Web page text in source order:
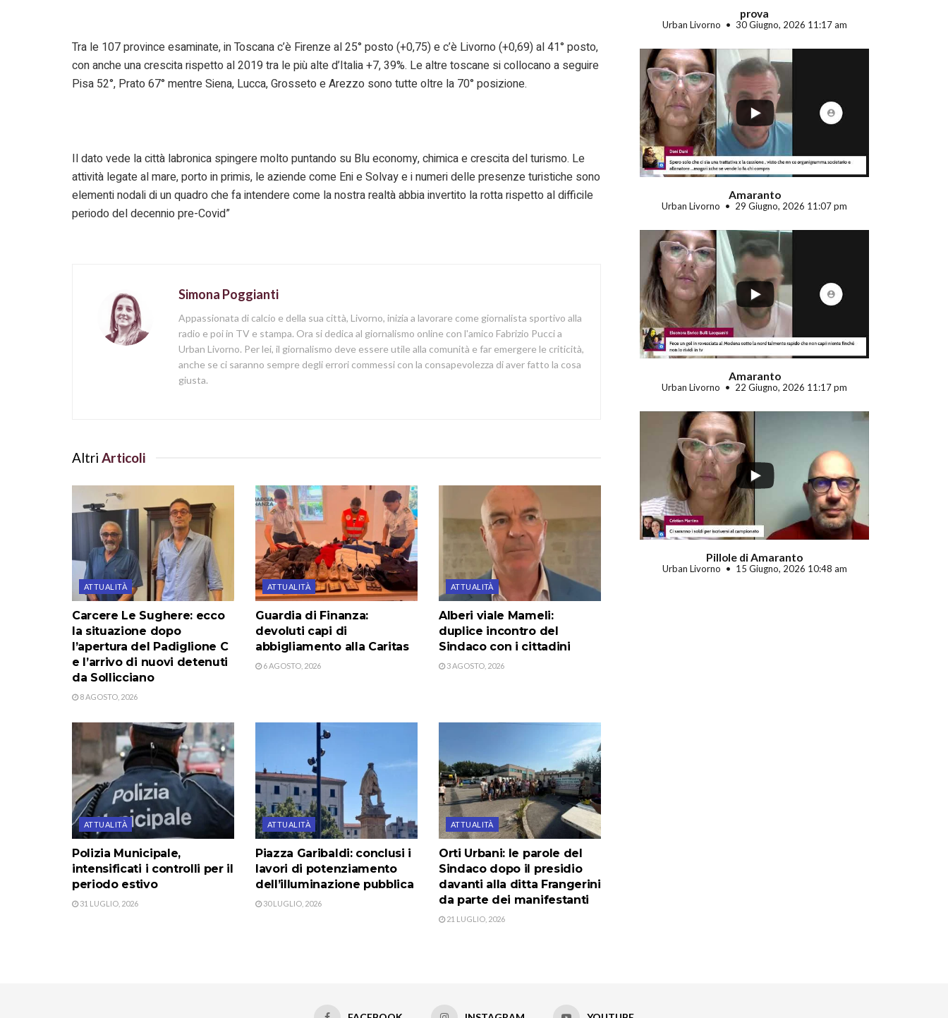
Tra le 107 province esaminate, in Toscana c’è Firenze al 25° posto (+0,75) e c’è Livorno (+0,69) al 41° posto,
con anche una crescita rispetto al 2019 tra le più alte d’Italia +7, 39%. Le altre toscane si collocano a seguire
Pisa 52°, Prato 67° mentre Siena, Lucca, Grosseto e Arezzo sono tutte oltre la 70° posizione.
Il dato vede la città labronica spingere molto puntando su Blu economy, chimica e crescita del turismo. Le
attività legate al mare, porto in primis, le aziende come Eni e Solvay e i numeri delle presenze turistiche sono
elementi nodali di un quadro che fa intendere come la nostra realtà abbia invertito la rotta rispetto al difficile
periodo del decennio pre-Covid”
Simona Poggianti
Appassionata di calcio e della sua città, Livorno, inizia a lavorare come giornalista sportivo alla
radio e poi in TV e stampa. Ora si dedica al giornalismo online con l'amico Fabrizio Pucci a
Urban Livorno. Per lei, il giornalismo deve essere utile alla comunità e far emergere le criticità,
anche se ci saranno sempre degli errori commessi con la consapevolezza di aver fatto la cosa
giusta.
Altri Articoli
ATTUALITÀ
Carcere Le Sughere: ecco
la situazione dopo
l’apertura del Padiglione C
e l’arrivo di nuovi detenuti
da Sollicciano
8 AGOSTO, 2026
ATTUALITÀ
Guardia di Finanza:
devoluti capi di
abbigliamento alla Caritas
6 AGOSTO, 2026
ATTUALITÀ
Alberi viale Mameli:
duplice incontro del
Sindaco con i cittadini
3 AGOSTO, 2026
ATTUALITÀ
Polizia Municipale,
intensificati i controlli per il
periodo estivo
31 LUGLIO, 2026
ATTUALITÀ
Piazza Garibaldi: conclusi i
lavori di potenziamento
dell’illuminazione pubblica
30 LUGLIO, 2026
ATTUALITÀ
Orti Urbani: le parole del
Sindaco dopo il presidio
davanti alla ditta Frangerini
da parte dei manifestanti
21 LUGLIO, 2026
prova
Urban Livorno 30 Giugno, 2026 11:17 am
...
Amaranto
Urban Livorno 29 Giugno, 2026 11:07 pm
...
Amaranto
Urban Livorno 22 Giugno, 2026 11:17 pm
Pillole di Amaranto
Urban Livorno 15 Giugno, 2026 10:48 am